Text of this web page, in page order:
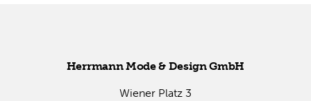
Herr­mann Mode & De­sign GmbH
Wie­ner Platz 3